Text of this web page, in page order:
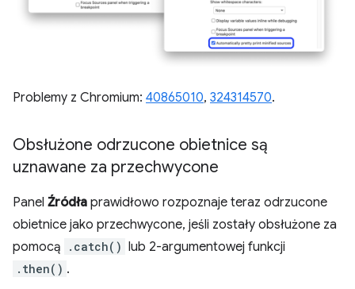
Problemy z Chromium: 40865010, 324314570.
Obsłużone odrzucone obietnice są
uznawane za przechwycone
Panel Źródła prawidłowo rozpoznaje teraz odrzucone
obietnice jako przechwycone, jeśli zostały obsłużone za
pomocą
.catch() lub 2-argumentowej funkcji
.then() .